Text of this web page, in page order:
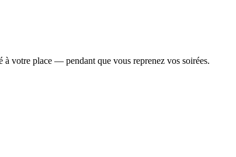
à votre place — pendant que vous reprenez vos soirées.